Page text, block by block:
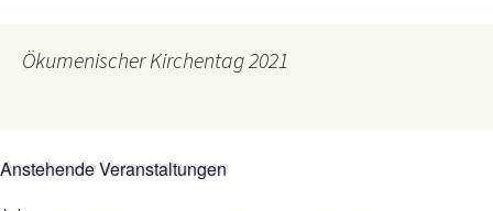
Ökumenischer Kirchentag 2021
Anstehende Veranstaltungen